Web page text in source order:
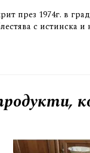
през 1974г. в
с истинска